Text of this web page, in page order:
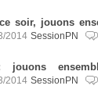
soir, jouons
2014 SessionPN
: jouons
2014 SessionPN